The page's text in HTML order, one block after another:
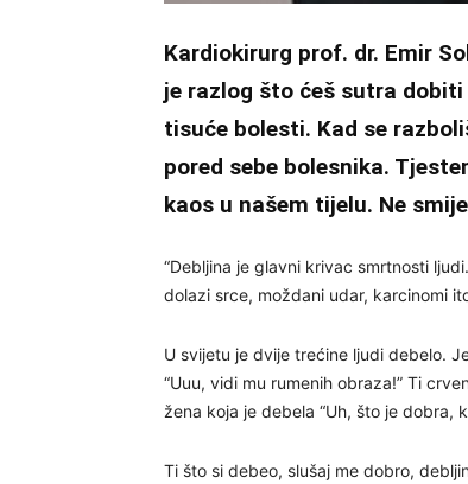
Kardiokirurg prof. dr. Emir
je razlog što ćeš sutra
tisuće bolesti. Kad se
pored sebe bolesnika.
kaos u našem tijelu. Ne
“Debljina je glavni krivac smrtnosti
dolazi srce, moždani udar, karcinomi
U svijetu je dvije trećine ljudi debelo.
“Uuu, vidi mu rumenih obraza!” Ti
žena koja je debela “Uh, što je dobra,
Ti što si debeo, slušaj me dobro,